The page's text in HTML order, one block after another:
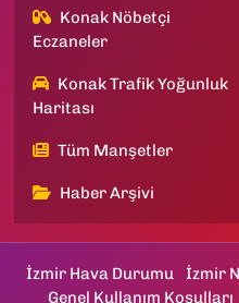
Konak Nöbetçi
Eczaneler
Konak Trafik Yoğunluk
Haritası
Tüm Manşetler
Haber Arşivi
İzmir Hava Durumu İzmir
Genel Kullanım Koşulları